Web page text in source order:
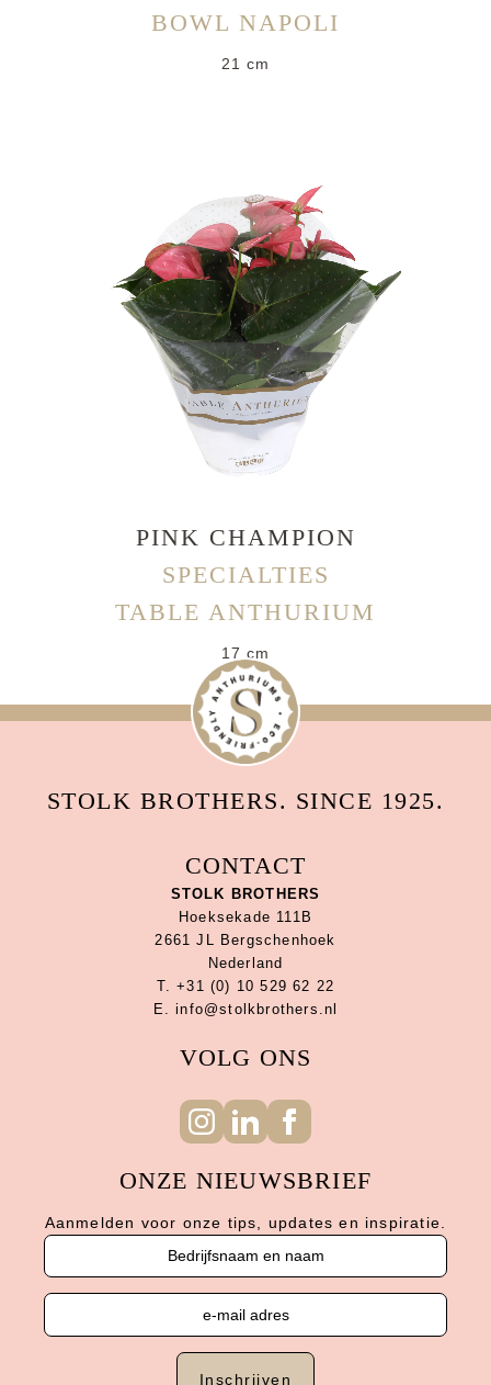
BOWL NAPOLI
21 cm
PINK CHAMPION
SPECIALTIES
TABLE ANTHURIUM
17 cm
STOLK BROTHERS. SINCE 1925.
CONTACT
STOLK BROTHERS
Hoeksekade 111B
2661 JL Bergschenhoek
Nederland
T. +31 (0) 10 529 62 22
E. info@stolkbrothers.nl
VOLG ONS
ONZE NIEUWSBRIEF
Aanmelden voor onze tips, updates en inspiratie.